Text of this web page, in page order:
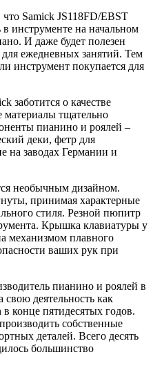
Samick JS118FD/EBST
в инструменте на начальном
И даже будет полезен
ежедневных занятий. Тем
инструмент покупается для
заботится о качестве
тщательно
пианино и роялей –
деки, фетр для
на заводах Германии и
необычным дизайном.
принимая характерные
стиля. Резной пюпитр
Крышка клавиатуры у
механизмом плавного
ваших рук при
пианино и роялей в
деятельность как
конце пятидесятых годов.
собственные
деталей. Всего десять
большинство